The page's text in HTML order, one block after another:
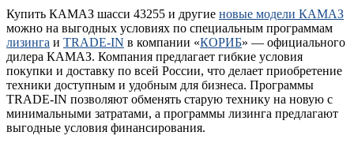
Купить КАМАЗ шасси 43255 и другие новые модели КАМАЗ
можно на выгодных условиях по специальным программам
лизинга и TRADE-IN в компании «КОРИБ» — официального
дилера КАМАЗ. Компания предлагает гибкие условия
покупки и доставку по всей России, что делает приобретение
техники доступным и удобным для бизнеса. Программы
TRADE-IN позволяют обменять старую технику на новую с
минимальными затратами, а программы лизинга предлагают
выгодные условия финансирования.